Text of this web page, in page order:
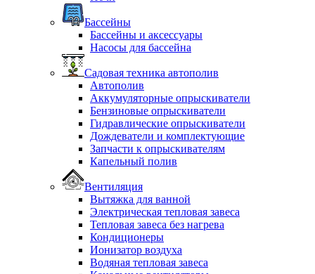
Бассейны
Бассейны и аксессуары
Насосы для бассейна
Садовая техника автополив
Автополив
Аккумуляторные опрыскиватели
Бензиновые опрыскиватели
Гидравлические опрыскиватели
Дождеватели и комплектующие
Запчасти к опрыскивателям
Капельный полив
Вентиляция
Вытяжка для ванной
Электрическая тепловая завеса
Тепловая завеса без нагрева
Кондиционеры
Ионизатор воздуха
Водяная тепловая завеса